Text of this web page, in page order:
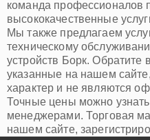
Белгород
Благовещенск
Брянск
Владивосток
Владикавказ
Владимир
Волжский
Вологда
Грозный
Иваново
команда профессионалов
высококачественные
Мы также предлагаем
техническому
устройств Борк. Обратите
указанные на нашем
характер и не являются
Точные цены можно
менеджерами. Торговая
нашем сайте,